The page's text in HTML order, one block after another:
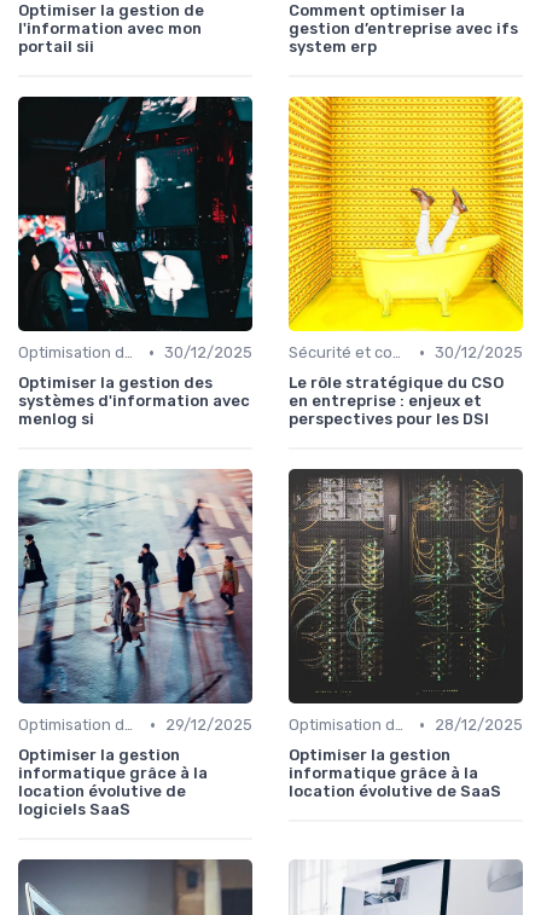
Optimiser la gestion de
l'information avec mon
portail sii
Comment optimiser la
gestion d’entreprise avec ifs
system erp
Optimisation des infrastructures IT • 30/12/2025
Optimiser la gestion des
systèmes d'information avec
menlog si
Sécurité et conformité • 30/12/2025
Le rôle stratégique du CSO
en entreprise : enjeux et
perspectives pour les DSI
Optimisation des infrastructures IT •
29/12/2025
Optimiser la gestion
informatique grâce à la
location évolutive de
logiciels SaaS
Optimisation des infrastructures IT •
28/12/2025
Optimiser la gestion
informatique grâce à la
location évolutive de SaaS